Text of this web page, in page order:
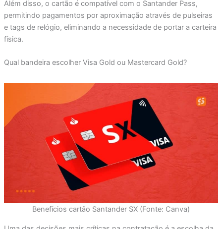
Além disso, o cartão é compatível com o Santander Pass,
permitindo pagamentos por aproximação através de pulseiras
e tags de relógio, eliminando a necessidade de portar a carteira
física.
Qual bandeira escolher Visa Gold ou Mastercard Gold?
Benefícios cartão Santander SX (Fonte: Canva)